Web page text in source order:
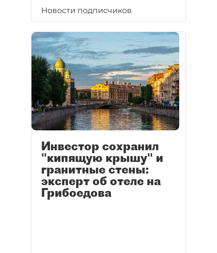
Новости подписчиков
Инвестор сохранил
"кипящую крышу" и
гранитные стены:
эксперт об отеле на
Грибоедова